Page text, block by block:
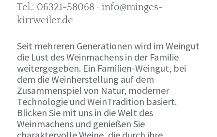
Tel.: 06321-58068 · info@minges-
kirrweiler.de
Seit mehreren Generationen wird im Weingut
die Lust des Weinmachens in der Familie
weitergegeben. Ein Familien-Weingut, bei
dem die Weinherstellung auf dem
Zusammenspiel von Natur, moderner
Technologie und WeinTradition basiert.
Blicken Sie mit uns in die Welt des
Weinmachens und genießen Sie